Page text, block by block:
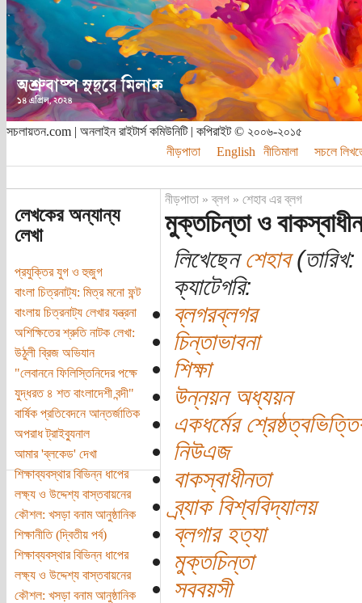
সচলায়তন.com | অনলাইন রাইটার্স কমিউনিটি | কপিরাইট © ২০০৬-২০১৫
নীড়পাতা
English নীতিমালা সচলে
লেখকের অন্যান্য
লেখা
প্রযুক্তির যুগ ও হুজুগ
বাংলা চিত্রনাট্য: মিত্র মনো ফন্ট
বাংলায় চিত্রনাট্য লেখার যন্ত্রনা
অশিক্ষিতের শ্রুতি নাটক লেখা:
উঠুলী ব্রিজ অভিযান
"লেবাননে ফিলিস্তিনিদের পক্ষে
যুদ্ধরত ৪ শত বাংলাদেশী বন্দী"
বার্ষিক প্রতিবেদনে আন্তর্জাতিক
অপরাধ ট্রাইব্যুনাল
আমার 'ব্লকেড' দেখা
শিক্ষাব্যবস্থার বিভিন্ন ধাপের
লক্ষ্য ও উদ্দেশ্য বাস্তবায়নের
কৌশল: খসড়া বনাম আনুষ্ঠানিক
শিক্ষানীতি (দ্বিতীয় পর্ব)
শিক্ষাব্যবস্থার বিভিন্ন ধাপের
লক্ষ্য ও উদ্দেশ্য বাস্তবায়নের
কৌশল: খসড়া বনাম আনুষ্ঠানিক
নীড়পাতা»ব্লগ» শেহাব এর ব্লগ
মুক্তচিন্তা ও
লিখেছেনশেহাব(তারিখ:
ক্যাটেগরি:
ব্লগরব্লগর
চিন্তাভাবনা
শিক্ষা
উন্নয়ন অধ্যয়ন
একধর্মের
নিউএজ
বাকস্বাধীনতা
ব্র্যাক বিশ্ববিদ্যালয়
ব্লগার হত্যা
মুক্তচিন্তা
সববয়সী